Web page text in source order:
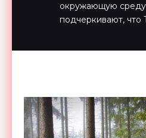
окружающую
подчеркивают, что